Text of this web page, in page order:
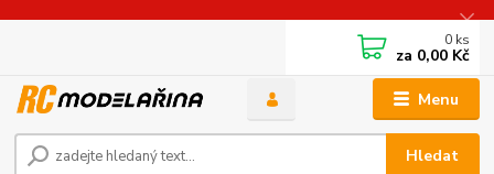
Menu
Hledat
0 ks
za 0,00 Kč